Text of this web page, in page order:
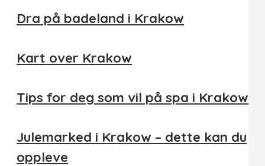
Dra på badeland i Krakow
Kart over Krakow
Tips for deg som vil på spa i Krakow
Julemarked i Krakow – dette kan du
oppleve